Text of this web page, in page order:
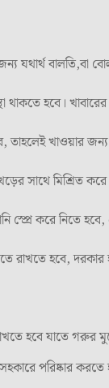
যথার্থ বালতি,বা
থাকতে হবে।
খাওয়ার জন্য
সাথে মিশ্রিত করে
স্প্রে করে নিতে
রাখতে হবে,
হবে যাতে গরুর
সহকারে পরিষ্কার